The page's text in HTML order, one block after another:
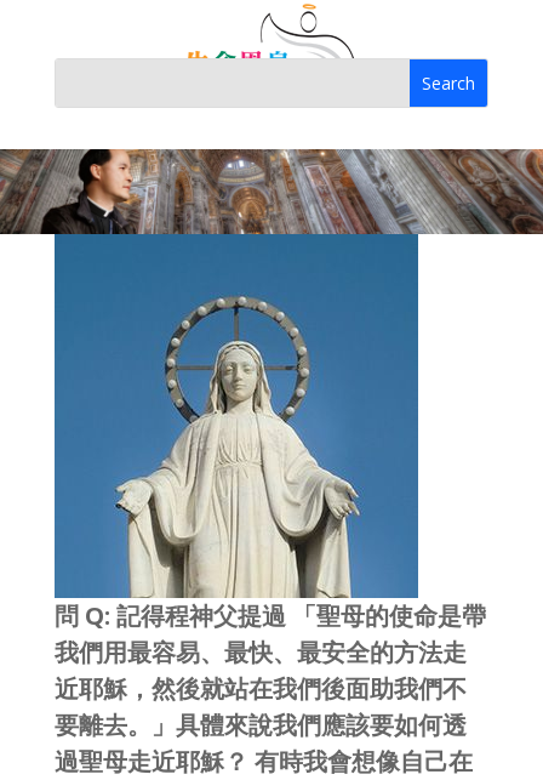
問 Q: 記得程神父提過 「聖母的使命是帶
我們用最容易、最快、最安全的方法走
近耶穌，然後就站在我們後面助我們不
要離去。」具體來說我們應該要如何透
過聖母走近耶穌？ 有時我會想像自己在